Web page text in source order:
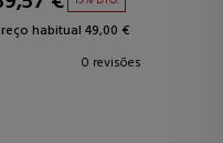
habitual 49,00 €
0 revisões